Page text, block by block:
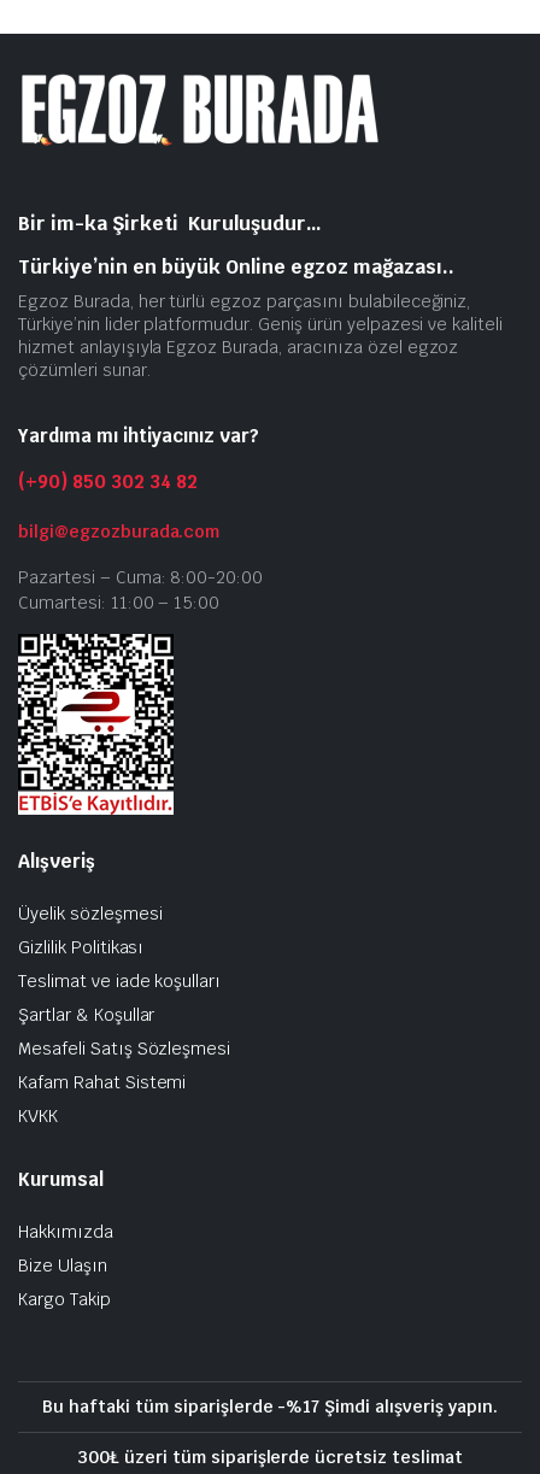
Bir im-ka Şirketi Kuruluşudur…
Türkiye’nin en büyük Online egzoz mağazası..
Egzoz Burada, her türlü egzoz parçasını bulabileceğiniz,
Türkiye’nin lider platformudur. Geniş ürün yelpazesi ve kaliteli
hizmet anlayışıyla Egzoz Burada, aracınıza özel egzoz
çözümleri sunar.
Yardıma mı ihtiyacınız var?
(+90) 850 302 34 82
bilgi@egzozburada.com
Pazartesi – Cuma: 8:00-20:00
Cumartesi: 11:00 – 15:00
Alışveriş
Üyelik sözleşmesi
Gizlilik Politikası
Teslimat ve iade koşulları
Şartlar & Koşullar
Mesafeli Satış Sözleşmesi
Kafam Rahat Sistemi
KVKK
Kurumsal
Hakkımızda
Bize Ulaşın
Kargo Takip
Bu haftaki tüm siparişlerde -%17 Şimdi alışveriş yapın.
300₺ üzeri tüm siparişlerde ücretsiz teslimat